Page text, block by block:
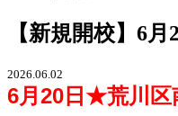
【新規開校】6
2026.06.02
6月20日★荒川区